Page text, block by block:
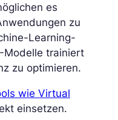
es
zu
Learning-
Modelle trainiert
zu optimieren.
wie Virtual
einsetzen.